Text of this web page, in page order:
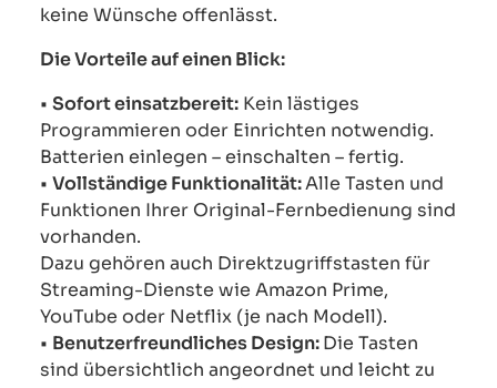
keine Wünsche offenlässt.
Die Vorteile auf einen Blick:
• Sofort einsatzbereit: Kein lästiges
Programmieren oder Einrichten notwendig.
Batterien einlegen – einschalten – fertig.
• Vollständige Funktionalität:Alle Tasten und
Funktionen Ihrer Original-Fernbedienung sind
vorhanden.
Dazu gehören auch Direktzugriffstasten für
Streaming-Dienste wie Amazon Prime,
YouTube oder Netflix (je nach Modell).
• Benutzerfreundliches Design:Die Tasten
sind übersichtlich angeordnet und leicht zu